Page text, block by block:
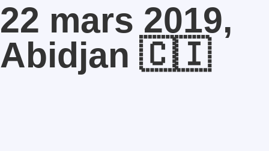
22 mars 2019,
Abidjan 🇨🇮